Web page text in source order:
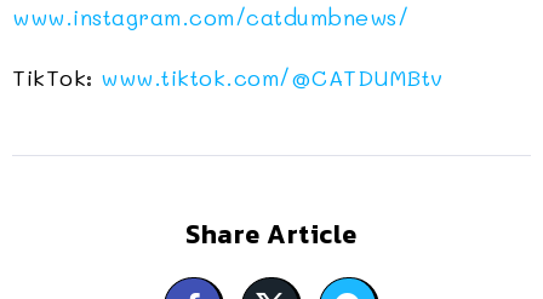
www.instagram.com/catdumbnews/
TikTok: www.tiktok.com/@CATDUMBtv
Share Article